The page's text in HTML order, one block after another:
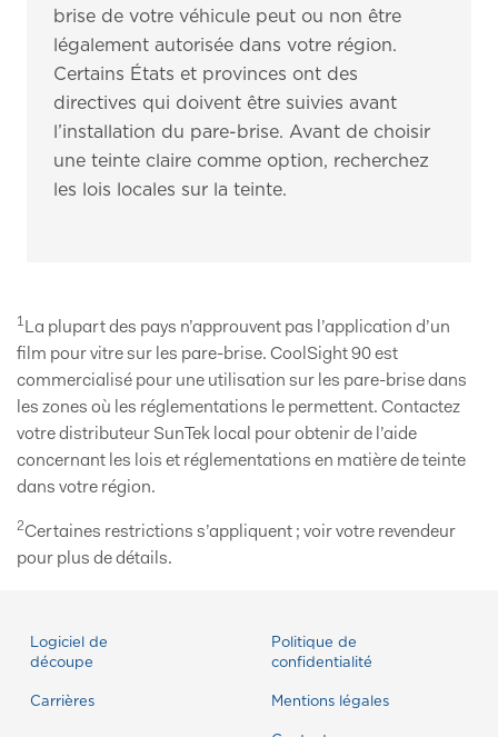
brise de votre véhicule peut ou non être
légalement autorisée dans votre région.
Certains États et provinces ont des
directives qui doivent être suivies avant
l’installation du pare-brise. Avant de choisir
une teinte claire comme option, recherchez
les lois locales sur la teinte.
1La plupart des pays n’approuvent pas l’application d’un
film pour vitre sur les pare-brise. CoolSight 90 est
commercialisé pour une utilisation sur les pare-brise dans
les zones où les réglementations le permettent. Contactez
votre distributeur SunTek local pour obtenir de l’aide
concernant les lois et réglementations en matière de teinte
dans votre région.
2Certaines restrictions s’appliquent ; voir votre revendeur
pour plus de détails.
Logiciel de
découpe
Carrières
Politique de
confidentialité
Mentions légales